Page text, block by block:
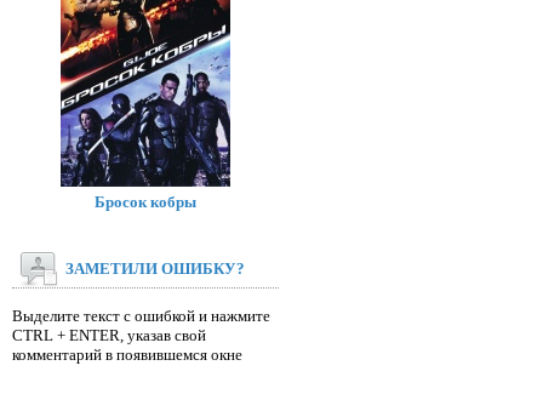
Бросок кобры
ЗАМЕТИЛИ ОШИБКУ?
Выделите текст с ошибкой и нажмите
CTRL + ENTER, указав свой
комментарий в появившемся окне